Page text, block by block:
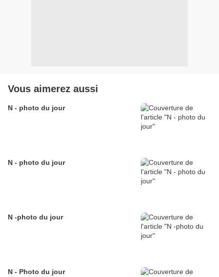
Vous aimerez aussi
N - photo du jour
N - photo du jour
N -photo du jour
N - Photo du jour